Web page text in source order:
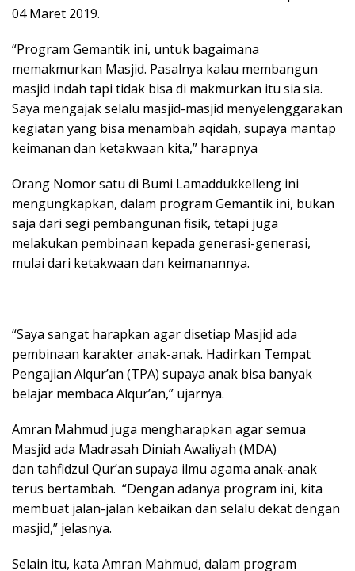
04 Maret 2019.
“Program Gemantik ini, untuk bagaimana
memakmurkan Masjid. Pasalnya kalau membangun
masjid indah tapi tidak bisa di makmurkan itu sia sia.
Saya mengajak selalu masjid-masjid menyelenggarakan
kegiatan yang bisa menambah aqidah, supaya mantap
keimanan dan ketakwaan kita,” harapnya
Orang Nomor satu di Bumi Lamaddukkelleng ini
mengungkapkan, dalam program Gemantik ini, bukan
saja dari segi pembangunan fisik, tetapi juga
melakukan pembinaan kepada generasi-generasi,
mulai dari ketakwaan dan keimanannya.
“Saya sangat harapkan agar disetiap Masjid ada
pembinaan karakter anak-anak. Hadirkan Tempat
Pengajian Alqur’an (TPA) supaya anak bisa banyak
belajar membaca Alqur’an,” ujarnya.
Amran Mahmud juga mengharapkan agar semua
Masjid ada Madrasah Diniah Awaliyah (MDA)
dan tahfidzul Qur’an supaya ilmu agama anak-anak
terus bertambah. “Dengan adanya program ini, kita
membuat jalan-jalan kebaikan dan selalu dekat dengan
masjid,” jelasnya.
Selain itu, kata Amran Mahmud, dalam program